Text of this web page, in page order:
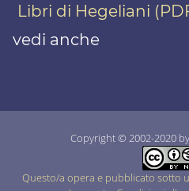
Libri di Hegeliani
vedi anche
Copyright © 2002-2020
Questo/a opera e pubblicato sotto